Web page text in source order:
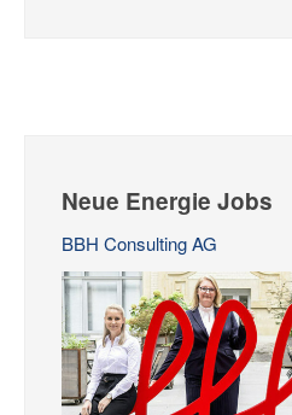
Neue Energie Jobs
BBH Consulting AG